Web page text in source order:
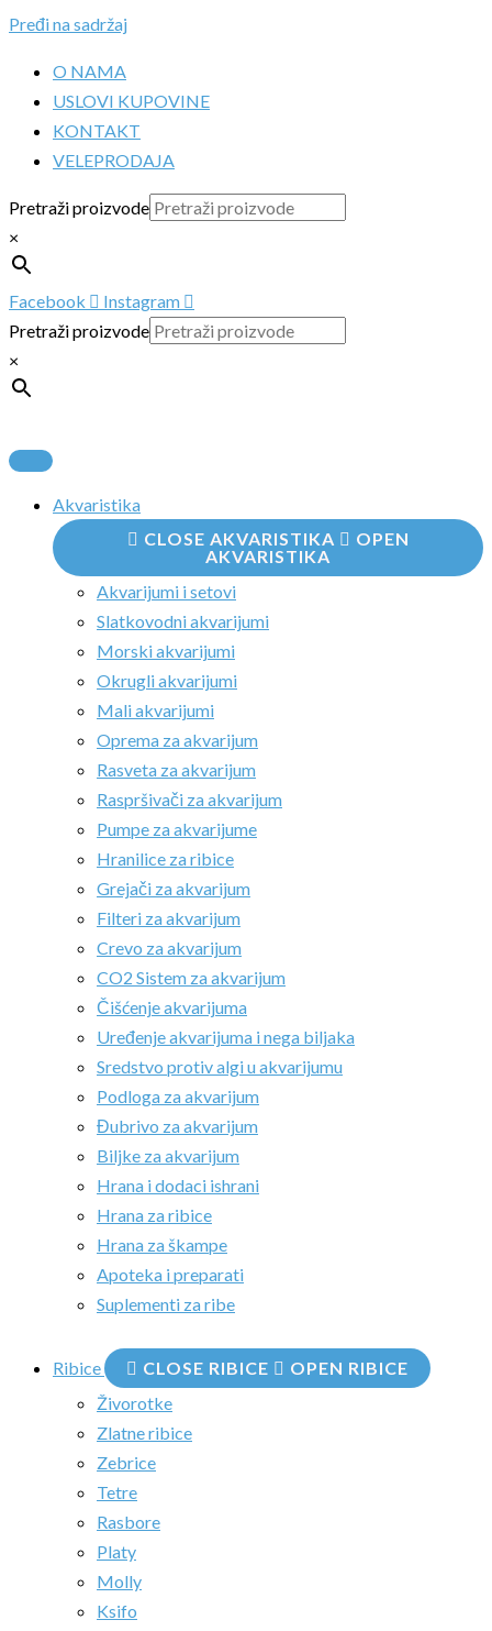
Pređi na sadržaj
O NAMA
USLOVI KUPOVINE
KONTAKT
VELEPRODAJA
Pretraži proizvode
×
Facebook
Instagram
Pretraži proizvode
×
Akvaristika
CLOSE AKVARISTIKA
OPEN
AKVARISTIKA
Akvarijumi i setovi
Slatkovodni akvarijumi
Morski akvarijumi
Okrugli akvarijumi
Mali akvarijumi
Oprema za akvarijum
Rasveta za akvarijum
Raspršivači za akvarijum
Pumpe za akvarijume
Hranilice za ribice
Grejači za akvarijum
Filteri za akvarijum
Crevo za akvarijum
CO2 Sistem za akvarijum
Čišćenje akvarijuma
Uređenje akvarijuma i nega biljaka
Sredstvo protiv algi u akvarijumu
Podloga za akvarijum
Đubrivo za akvarijum
Biljke za akvarijum
Hrana i dodaci ishrani
Hrana za ribice
Hrana za škampe
Apoteka i preparati
Suplementi za ribe
Ribice CLOSE RIBICE
OPEN RIBICE
Živorotke
Zlatne ribice
Zebrice
Tetre
Rasbore
Platy
Molly
Ksifo